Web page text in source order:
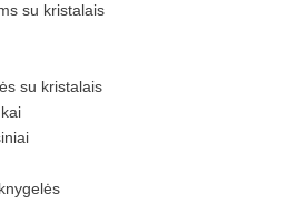
su kristalais
su kristalais